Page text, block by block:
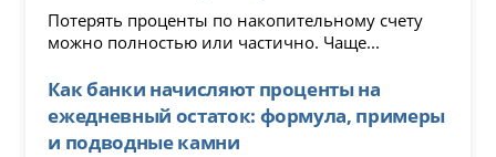
Потерять проценты по накопительному счету
можно полностью или частично. Чаще...
Как банки начисляют проценты на
ежедневный остаток: формула, примеры
и подводные камни